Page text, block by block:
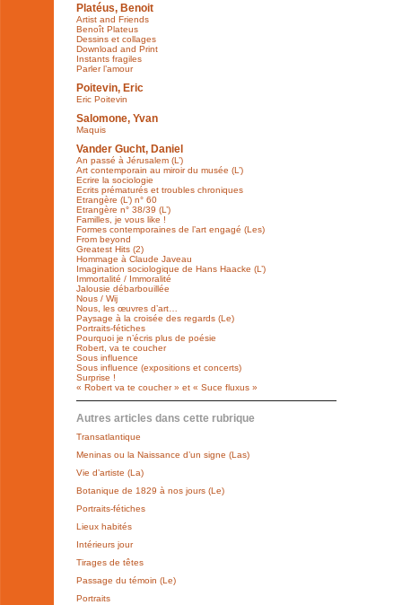
Platéus, Benoit
Artist and Friends
Benoît Plateus
Dessins et collages
Download and Print
Instants fragiles
Parler l’amour
Poitevin, Eric
Eric Poitevin
Salomone, Yvan
Maquis
Vander Gucht, Daniel
An passé à Jérusalem (L’)
Art contemporain au miroir du musée (L’)
Ecrire la sociologie
Ecrits prématurés et troubles chroniques
Etrangère (L’) n° 60
Etrangère n° 38/39 (L’)
Familles, je vous like !
Formes contemporaines de l’art engagé (Les)
From beyond
Greatest Hits (2)
Hommage à Claude Javeau
Imagination sociologique de Hans Haacke (L’)
Immortalité / Immoralité
Jalousie débarbouillée
Nous / Wij
Nous, les œuvres d’art…
Paysage à la croisée des regards (Le)
Portraits-fétiches
Pourquoi je n’écris plus de poésie
Robert, va te coucher
Sous influence
Sous influence (expositions et concerts)
Surprise !
« Robert va te coucher » et « Suce fluxus »
Autres articles dans cette rubrique
Transatlantique
Meninas ou la Naissance d’un signe (Las)
Vie d’artiste (La)
Botanique de 1829 à nos jours (Le)
Portraits-fétiches
Lieux habités
Intérieurs jour
Tirages de têtes
Passage du témoin (Le)
Portraits